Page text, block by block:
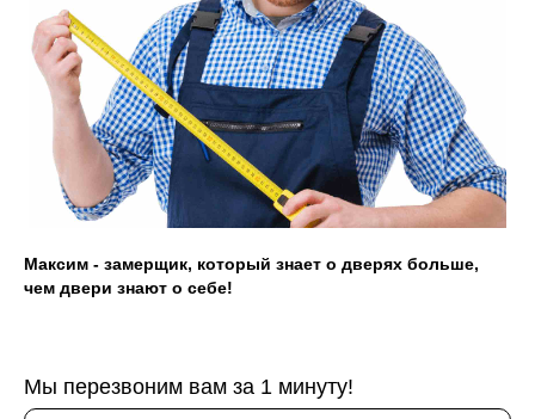
Максим - замерщик, который знает о дверях больше,
чем двери знают о себе!
Мы перезвоним вам за 1 минуту!
Юридическая информация: ИП Хвостов Алексей
+7 (913) 031 41 21
info@prom124.ru
г. Красноярск